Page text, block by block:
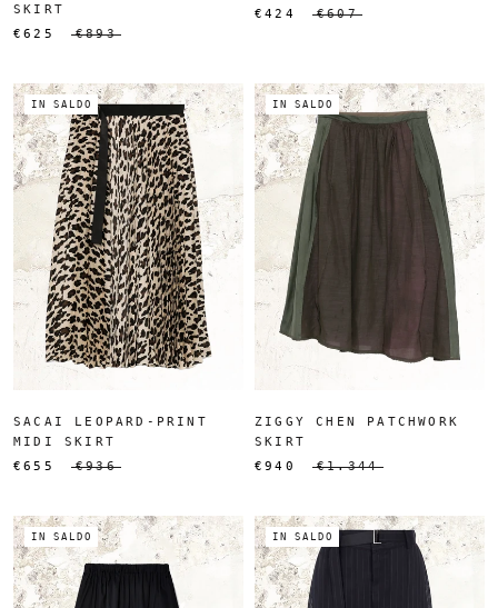
SKIRT
€625
€893
€424
€607
IN SALDO
SACAI LEOPARD-PRINT
MIDI SKIRT
€655
€936
IN SALDO
ZIGGY CHEN PATCHWORK
SKIRT
€940
€1.344
IN SALDO IN SALDO